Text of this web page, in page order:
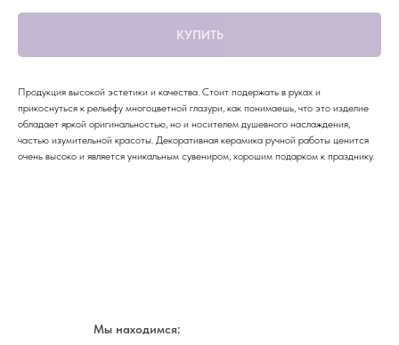
КУПИТЬ
Продукция высокой эстетики и качества. Стоит подержать в руках и
прикоснуться к рельефу многоцветной глазури, как понимаешь, что это изделие
обладает яркой оригинальностью, но и носителем душевного наслаждения,
частью изумительной красоты. Декоративная керамика ручной работы ценится
очень высоко и является уникальным сувениром, хорошим подарком к празднику.
Мы находимся: